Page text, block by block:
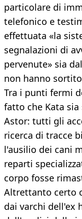
particolare di
telefonico e
effettuata «la
segnalazioni di
pervenute» sia
non hanno
Tra i punti fermi
fatto che Kata
Astor: tutti gli
ricerca di tracce
l'ausilio dei cani
reparti
corpo fosse
Altrettanto certo
dai varchi dell'ex